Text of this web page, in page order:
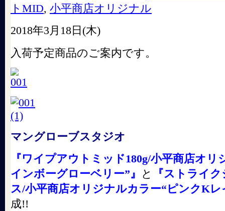
トMID, 小平商店オリジナル
2018年3月18日(木)
入荷予定商品のご案内です。
マングローブスタジオ
『ワイプアウトミッド180g/小平商店オ
インボーグローベリー”』 と
『ストライ
ス/小平商店オリジナルカラー“ピンクKレ
成!!